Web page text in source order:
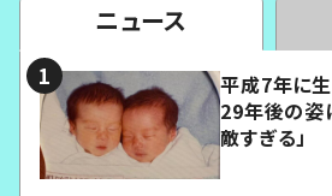
ニュース
平成7年に
29年後の姿
敵すぎる」